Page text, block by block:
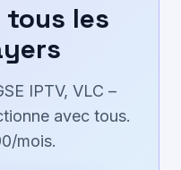
les
IPTV, VLC –
avec tous.
mois.